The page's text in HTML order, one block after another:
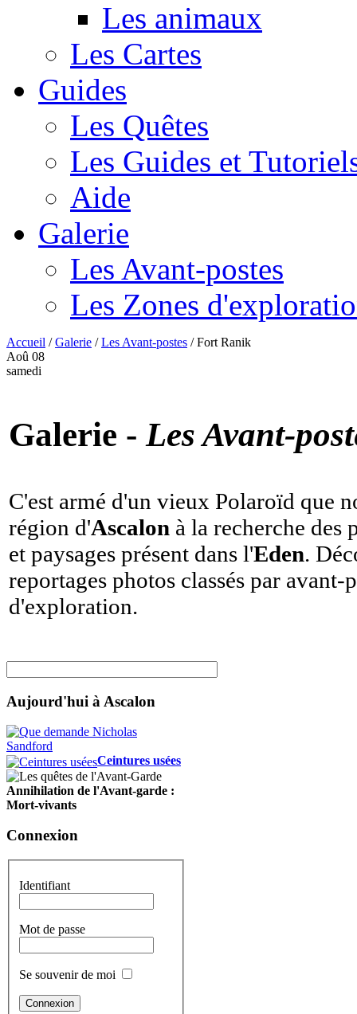
Les animaux
Les Cartes
Guides
Les Quêtes
Les Guides et
Aide
Galerie
Les Avant-postes
Les Zones
Accueil /Galerie /Les Avant-postes /Fort Ranik
Aoû 08
samedi
Galerie - Les Avant-
C'est armé d'un vieux Polaroïd que
région d'Ascalon à la recherche des
et paysages présent dans l'Eden.
reportages photos classés par avant-
d'exploration.
Aujourd'hui à Ascalon
Ceintures usées
Annihilation de l'Avant-garde :
Mort-vivants
Connexion
Identifiant
Mot de passe
Se souvenir de moi